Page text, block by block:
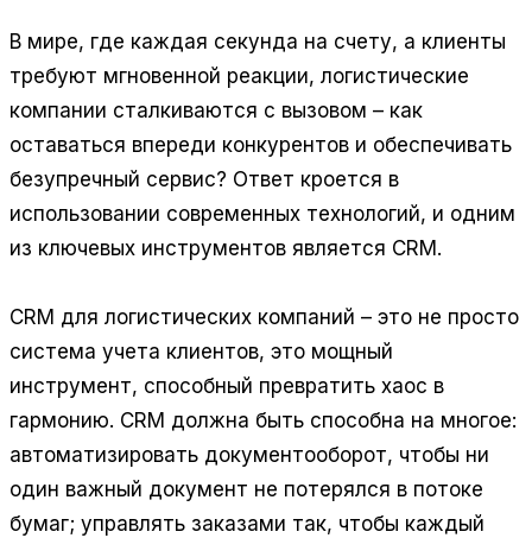
В мире, где каждая секунда на счету, а клиенты
требуют мгновенной реакции, логистические
компании сталкиваются с вызовом – как
оставаться впереди конкурентов и обеспечивать
безупречный сервис? Ответ кроется в
использовании современных технологий, и одним
из ключевых инструментов является CRM.
CRM для логистических компаний – это не просто
система учета клиентов, это мощный
инструмент, способный превратить хаос в
гармонию. CRM должна быть способна на многое:
автоматизировать документооборот, чтобы ни
один важный документ не потерялся в потоке
бумаг; управлять заказами так, чтобы каждый